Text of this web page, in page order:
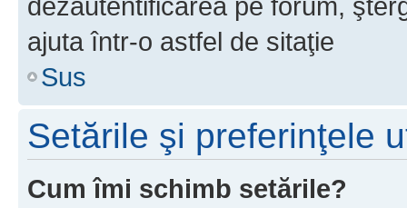
ajuta într-o astfel de sitaţie
Sus
Setările şi preferinţele
Cum îmi schimb setările?